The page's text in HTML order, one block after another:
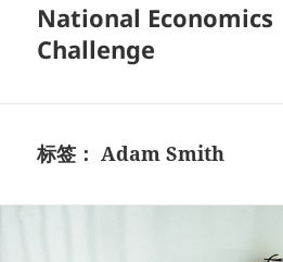
National Economics
Challenge
标签：Adam Smith